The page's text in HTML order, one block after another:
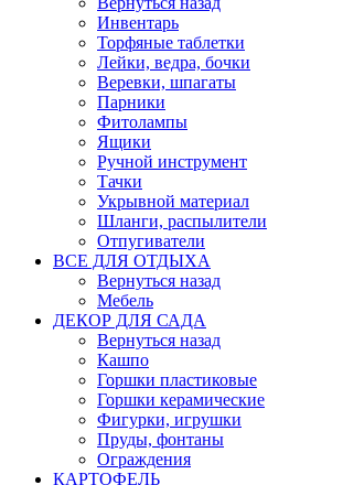
Инвентарь
Торфяные таблетки
Лейки, ведра, бочки
Веревки, шпагаты
Парники
Фитолампы
Ящики
Ручной инструмент
Тачки
Укрывной материал
Шланги, распылители
Отпугиватели
ВСЕ ДЛЯ ОТДЫХА
Вернуться назад
Мебель
ДЕКОР ДЛЯ САДА
Вернуться назад
Кашпо
Горшки пластиковые
Горшки керамические
Фигурки, игрушки
Пруды, фонтаны
Ограждения
КАРТОФЕЛЬ